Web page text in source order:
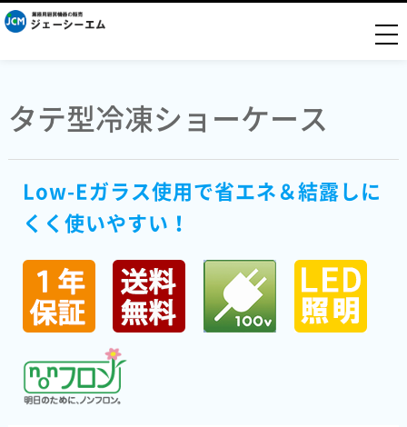
タテ型冷凍ショーケース
Low-Eガラス使用で省エネ＆結露しに
くく使いやすい！